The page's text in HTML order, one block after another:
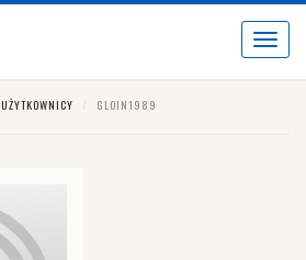
Toggle
UŻYTKOWNICY GLOIN1989